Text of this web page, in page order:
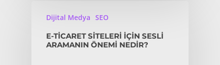
Dijital Medya SEO
E-TICARET SITELERI IÇIN SESLI
ARAMANIN ÖNEMI NEDIR?